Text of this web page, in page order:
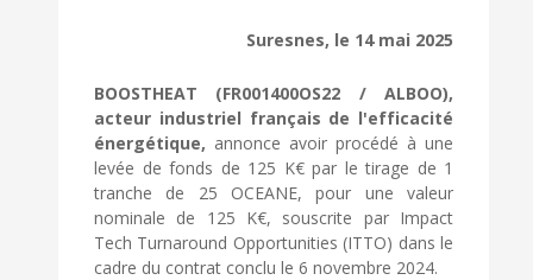
Suresnes, le 14 mai 2025
BOOSTHEAT (FR001400OS22 / ALBOO),
acteur industriel français de l'efficacité
énergétique, annonce avoir procédé à une
levée de fonds de 125 K€ par le tirage de 1
tranche de 25 OCEANE, pour une valeur
nominale de 125 K€, souscrite par Impact
Tech Turnaround Opportunities (ITTO) dans le
cadre du contrat conclu le 6 novembre 2024.